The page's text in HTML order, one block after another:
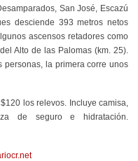
San José, Escazú
desciende 393 metros netos
ascensos retadores como
Alto de las Palomas (km. 25).
personas, la primera corre unos
los relevos. Incluye camisa,
de seguro e hidratación.